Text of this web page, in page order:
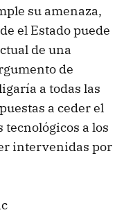
su amenaza,
el Estado puede
de una
de
a todas las
a ceder el
a los
intervenidas por